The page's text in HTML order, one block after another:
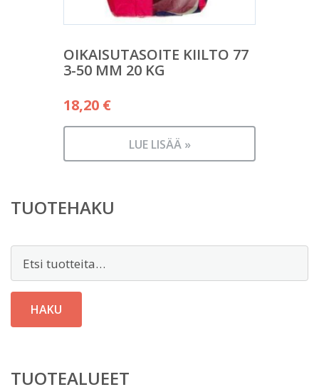
OIKAISUTASOITE KIILTO 77
3-50 MM 20 KG
18,20 €
LUE LISÄÄ »
TUOTEHAKU
HAKU
TUOTEALUEET